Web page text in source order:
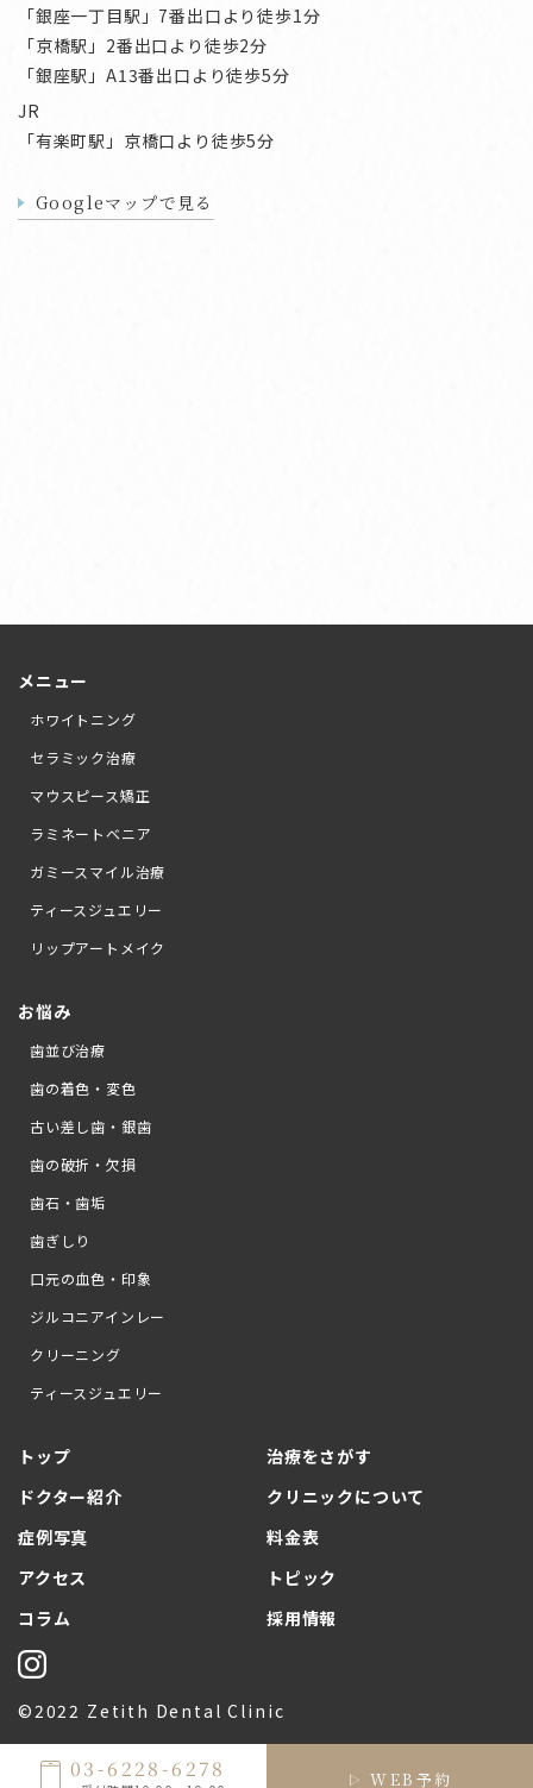
03-6228-6278 WEB予約
「銀座一丁目駅」7番出口より徒歩1分
「京橋駅」2番出口より徒歩2分
「銀座駅」A13番出口より徒歩5分
JR
「有楽町駅」京橋口より徒歩5分
Googleマップで見る
メニュー
ホワイトニング
セラミック治療
マウスピース矯正
ラミネートベニア
ガミースマイル治療
ティースジュエリー
リップアートメイク
お悩み
歯並び治療
歯の着色・変色
古い差し歯・銀歯
歯の破折・欠損
歯石・歯垢
歯ぎしり
口元の血色・印象
ジルコニアインレー
クリーニング
ティースジュエリー
トップ
治療をさがす
ドクター紹介
クリニックについて
症例写真
料金表
アクセス
トピック
コラム
採用情報
©2022 Zetith Dental Clinic